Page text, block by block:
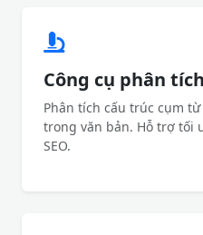
Công cụ phân
Phân tích cấu trúc cụm
trong văn bản. Hỗ trợ tối
SEO.